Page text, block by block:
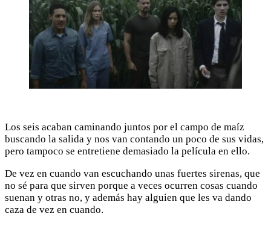
Los seis acaban caminando juntos por el campo de maíz
buscando la salida y nos van contando un poco de sus vidas,
pero tampoco se entretiene demasiado la película en ello.
De vez en cuando van escuchando unas fuertes sirenas, que
no sé para que sirven porque a veces ocurren cosas cuando
suenan y otras no, y además hay alguien que les va dando
caza de vez en cuando.